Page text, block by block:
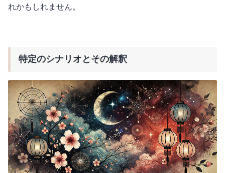
れかもしれません。
特定のシナリオとその解釈